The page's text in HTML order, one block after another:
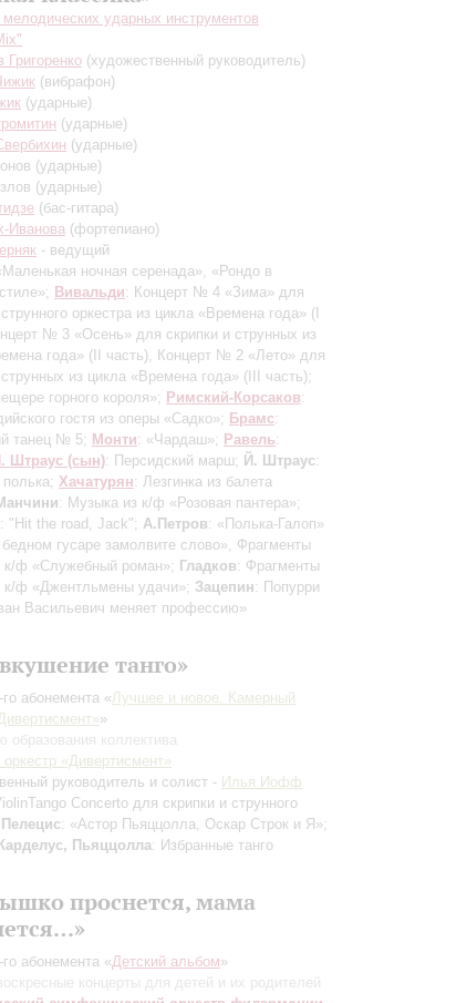
ударных инструментов
Григоренко (художественный руководитель)
(вибрафон)
(ударные)
(ударные)
(ударные)
(ударные)
(ударные)
(бас-гитара)
Иванова (фортепиано)
- ведущий
ночная серенада», «Рондо в
Вивальди: Концерт № 4 «Зима» для
оркестра из цикла «Времена года» (I
№ 3 «Осень» для скрипки и струнных из
года» (II часть), Концерт № 2 «Лето» для
струнных из цикла «Времена года» (III часть);
горного короля»; Римский-Корсаков:
гостя из оперы «Садко»;
Брамс:
танец № 5; Монти: «Чардаш»; Равель:
Штраус (сын): Персидский марш; Й. Штраус:
Хачатурян: Лезгинка из балета
: Музыка из к/ф «Розовая пантера»;
: "Hit the road, Jack"; А.Петров: «Полька-Галоп»
гусаре замолвите слово», Фрагменты
к/ф «Служебный роман»; Гладков: Фрагменты
к/ф «Джентльмены удачи»; Зацепин: Попурри
Васильевич меняет профессию»
танго»
го абонемента «Лучшее и новое. Камерный
»
образования коллектива
«Дивертисмент»
руководитель и солист - Илья Иофф
Concerto для скрипки и струнного
Пелецис: «Астор Пьяццолла, Оскар Строк и Я»;
Пьяццолла: Избранные танго
проснется, мама
го абонемента «Детский альбом»
концерты для детей и их родителей